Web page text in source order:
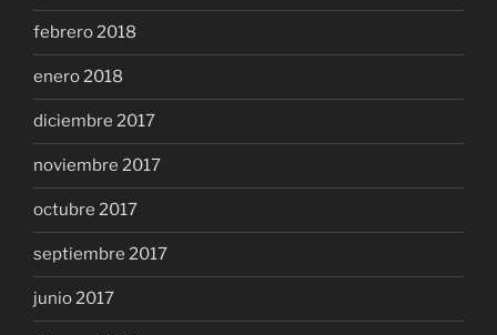
febrero 2018
enero 2018
diciembre 2017
noviembre 2017
octubre 2017
septiembre 2017
junio 2017